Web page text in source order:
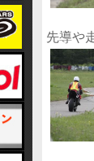
先導や